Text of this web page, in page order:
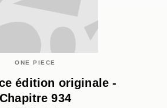
ONE PIECE
édition originale -
Chapitre 934